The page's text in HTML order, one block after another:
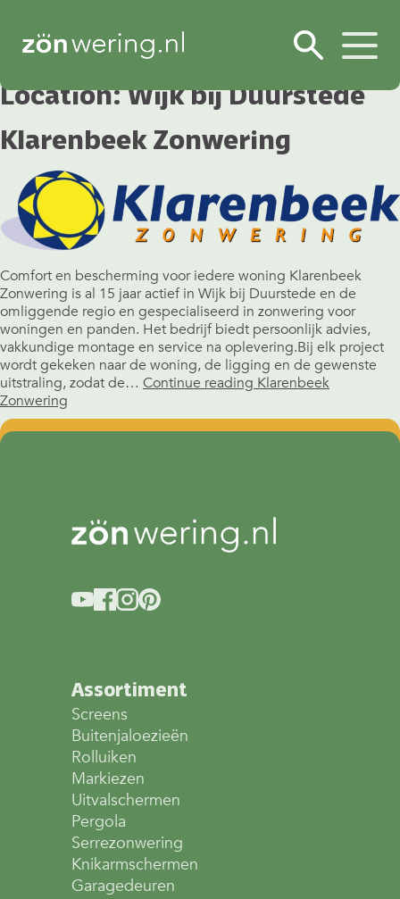
Location:Wijk bij Duurstede
Klarenbeek Zonwering
Comfort en bescherming voor iedere woning Klarenbeek
Zonwering is al 15 jaar actief in Wijk bij Duurstede en de
omliggende regio en gespecialiseerd in zonwering voor
woningen en panden. Het bedrijf biedt persoonlijk advies,
vakkundige montage en service na oplevering.Bij elk project
wordt gekeken naar de woning, de ligging en de gewenste
uitstraling, zodat de… Continue reading Klarenbeek
Zonwering
Assortiment
Screens
Buitenjaloezieën
Rolluiken
Markiezen
Uitvalschermen
Pergola
Serrezonwering
Knikarmschermen
Garagedeuren